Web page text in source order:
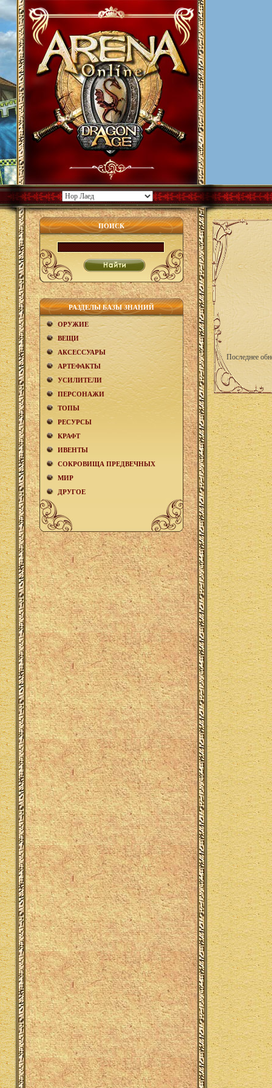
ПОИСК
РАЗДЕЛЫ БАЗЫ ЗНАНИЙ
ОРУЖИЕ
ВЕЩИ
АКCЕСCУАРЫ
АРТЕФАКТЫ
УСИЛИТЕЛИ
ПЕРСОНАЖИ
ТОПЫ
РЕСУРСЫ
КРАФТ
ИВЕНТЫ
СОКРОВИЩА ПРЕДВЕЧНЫХ
МИР
ДРУГОЕ
Последнее